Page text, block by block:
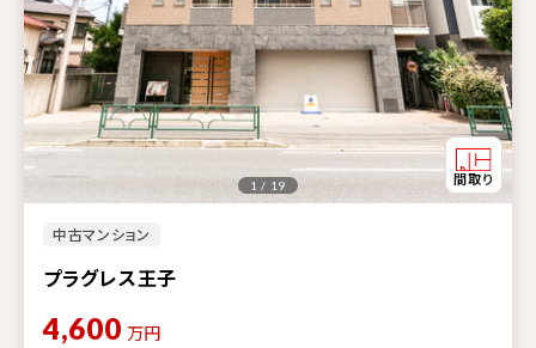
中古マンション
プラグレス王子
1 / 19
4,600 万円